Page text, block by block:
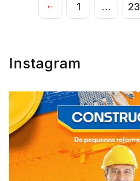
1 … 23
Instagram